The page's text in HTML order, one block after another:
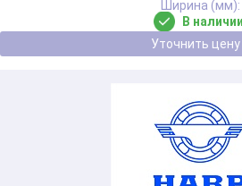
В наличии
Уточнить цену